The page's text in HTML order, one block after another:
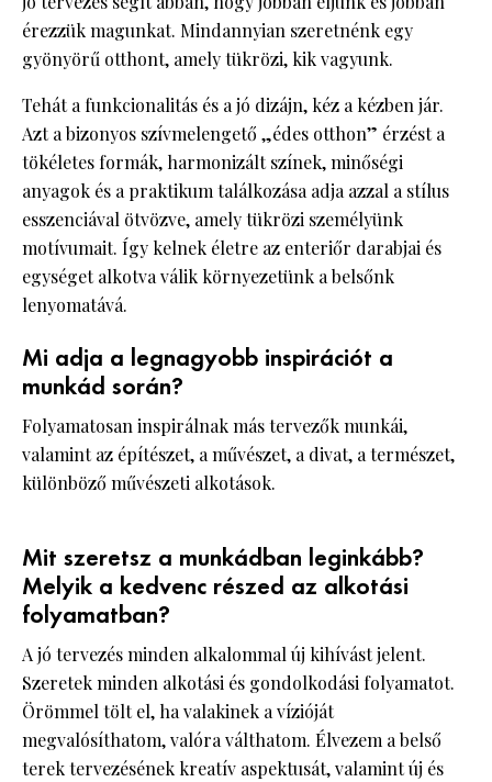
érezzük magunkat. Mindannyian szeretnénk egy
gyönyörű otthont, amely tükrözi, kik vagyunk.
Tehát a funkcionalitás és a jó dizájn, kéz a kézben jár.
Azt a bizonyos szívmelengető „édes otthon” érzést a
tökéletes formák, harmonizált színek, minőségi
anyagok és a praktikum találkozása adja azzal a stílus
esszenciával ötvözve, amely tükrözi személyünk
motívumait. Így kelnek életre az enteriőr darabjai és
egységet alkotva válik környezetünk a belsőnk
lenyomatává.
Mi adja a legnagyobb inspirációt a
munkád során?
Folyamatosan inspirálnak más tervezők munkái,
valamint az építészet, a művészet, a divat, a természet,
különböző művészeti alkotások.
Mit szeretsz a munkádban leginkább?
Melyik a kedvenc részed az alkotási
folyamatban?
A jó tervezés minden alkalommal új kihívást jelent.
Szeretek minden alkotási és gondolkodási folyamatot.
Örömmel tölt el, ha valakinek a vízióját
megvalósíthatom, valóra válthatom. Élvezem a belső
terek tervezésének kreatív aspektusát, valamint új és